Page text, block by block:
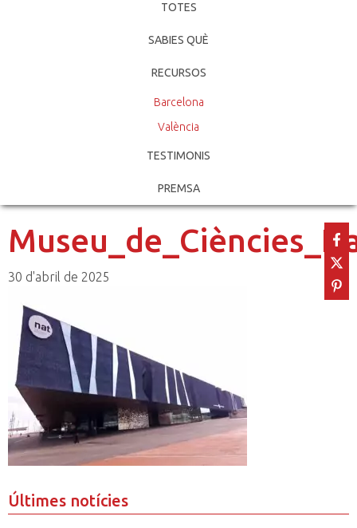
TOTES
SABIES QUÈ
RECURSOS
Barcelona
València
TESTIMONIS
PREMSA
30 d'abril de 2025
Últimes notícies